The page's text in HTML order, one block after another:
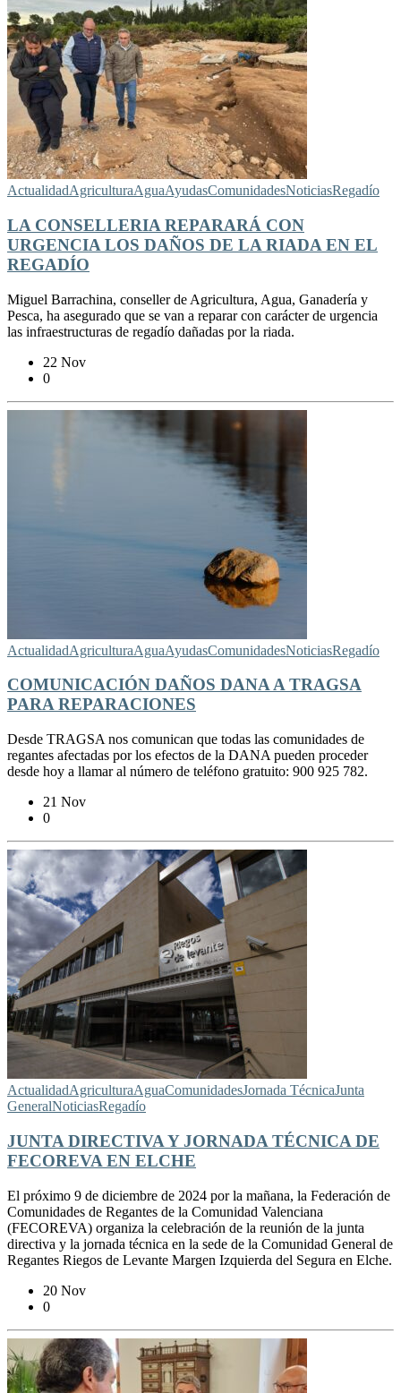
ActualidadAgriculturaAguaAyudasComunidadesNoticiasRegadío
LA CONSELLERIA REPARARÁ CON
URGENCIA LOS DAÑOS DE LA RIADA EN EL
REGADÍO
Miguel Barrachina, conseller de Agricultura, Agua, Ganadería y
Pesca, ha asegurado que se van a reparar con carácter de urgencia
las infraestructuras de regadío dañadas por la riada.
22 Nov
0
ActualidadAgriculturaAguaAyudasComunidadesNoticiasRegadío
COMUNICACIÓN DAÑOS DANA A TRAGSA
PARA REPARACIONES
Desde TRAGSA nos comunican que todas las comunidades de
regantes afectadas por los efectos de la DANA pueden proceder
desde hoy a llamar al número de teléfono gratuito: 900 925 782.
21 Nov
0
ActualidadAgriculturaAguaComunidadesJornada TécnicaJunta
GeneralNoticiasRegadío
JUNTA DIRECTIVA Y JORNADA TÉCNICA DE
FECOREVA EN ELCHE
El próximo 9 de diciembre de 2024 por la mañana, la Federación de
Comunidades de Regantes de la Comunidad Valenciana
(FECOREVA) organiza la celebración de la reunión de la junta
directiva y la jornada técnica en la sede de la Comunidad General de
Regantes Riegos de Levante Margen Izquierda del Segura en Elche.
20 Nov
0